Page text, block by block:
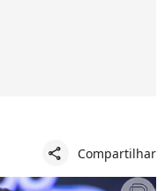
share Compartilhar